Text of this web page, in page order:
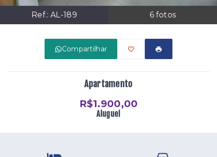
Ref.:AL-189 6 fotos
Compartilhar
Apartamento
R$1.900,00
Aluguel